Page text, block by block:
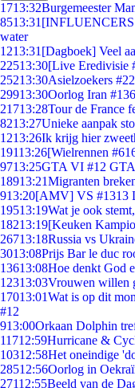
1713:32Burgemeester
8513:31 [INFLUENCERS
water
1213:31 [Dagboek] Veel
22513:30[Live Eredivisie
25213:30Asielzoekers
29913:30Oorlog Iran
21713:28Tour de France
8213:27Unieke aanpak
1213:26Ik krijg hier
19113:26[Wielrennen
9713:25GTA VI #12
18913:21Migranten
913:20[AMV] VS #1313
19513:19Wat je ook
18213:19[Keuken
26713:18Russia vs
3013:08Prijs Bar le duc
13613:08Hoe denkt God
12313:03Vrouwen willen
17013:01Wat is op dit
#12
913:00Orkaan Dolphin
11712:59Hurricane &
10312:58Het oneindige
28512:56Oorlog in
27112:55Beeld van de